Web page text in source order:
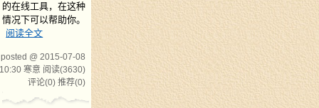
的在线工具，在这种
情况下可以帮助你。
阅读全文
posted @ 2015-07-08
寒意 阅读(3630)
评论(0) 推荐(0)